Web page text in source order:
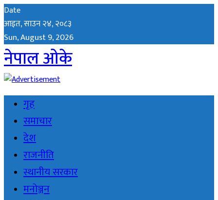
Date
आइत, साउन २४, २०८३
Sun, August 9, 2026
नेपाल ओके
गृह
समाचार
देश
राजनीति
स्थानीय सरकार
मनोञ्जन